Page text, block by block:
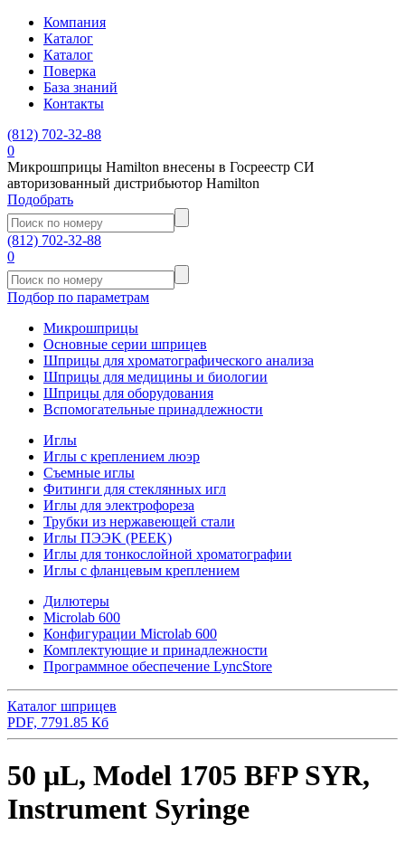
Компания
Каталог
Каталог
Поверка
База знаний
Контакты
(812) 702-32-88
0
Микрошприцы Hamilton внесены в Госреестр СИ
авторизованный дистрибьютор Hamilton
Подобрать
(812) 702-32-88
0
Подбор по параметрам
Микрошприцы
Основные серии шприцев
Шприцы для хроматографического анализа
Шприцы для медицины и биологии
Шприцы для оборудования
Вспомогательные принадлежности
Иглы
Иглы с креплением люэр
Съемные иглы
Фитинги для стеклянных игл
Иглы для электрофореза
Трубки из нержавеющей стали
Иглы ПЭЭK (PEEK)
Иглы для тонкослойной хроматографии
Иглы с фланцевым креплением
Дилютеры
Microlab 600
Конфигурации Microlab 600
Комплектующие и принадлежности
Программное обеспечение LyncStore
Каталог шприцев
PDF, 7791.85 Кб
50 µL, Model 1705 BFP SYR,
Instrument Syringe